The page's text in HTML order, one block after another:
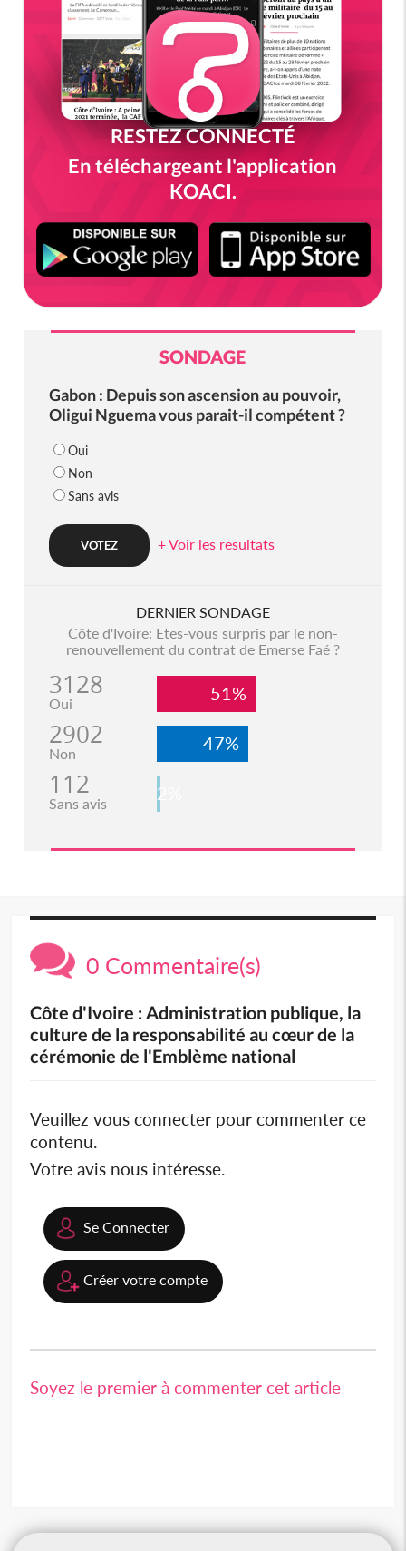
RESTEZ CONNECTÉ
En téléchargeant l'application
KOACI.
SONDAGE
Gabon : Depuis son ascension au pouvoir,
Oligui Nguema vous parait-il compétent ?
Oui
Non
Sans avis
+ Voir les resultats
DERNIER SONDAGE
Côte d'Ivoire: Etes-vous surpris par le non-
renouvellement du contrat de Emerse Faé ?
3128
Oui 51%
2902
Non 47%
112
Sans avis 2%
0 Commentaire(s)
Côte d'Ivoire : Administration publique, la
culture de la responsabilité au cœur de la
cérémonie de l'Emblème national
Veuillez vous connecter pour commenter ce
contenu.
Votre avis nous intéresse.
Se Connecter
Créer votre compte
Soyez le premier à commenter cet article